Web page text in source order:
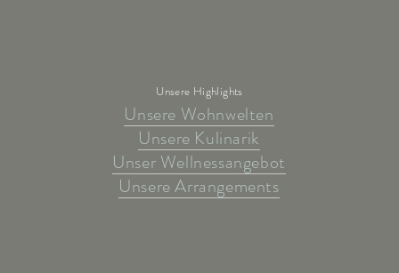
Unsere Highlights
Unsere Wohnwelten
Unsere Kulinarik
Unser Wellnessangebot
Unsere Arrangements